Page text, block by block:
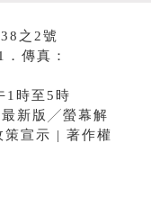
之2號
傳真：
1時至5時
新版╱螢幕解
宣示 | 著作權